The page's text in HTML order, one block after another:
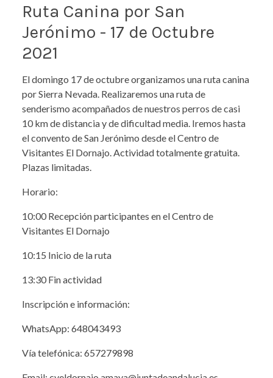
Ruta Canina por San
Jerónimo - 17 de Octubre
2021
El domingo 17 de octubre organizamos una ruta canina
por Sierra Nevada. Realizaremos una ruta de
senderismo acompañados de nuestros perros de casi
10 km de distancia y de dificultad media. Iremos hasta
el convento de San Jerónimo desde el Centro de
Visitantes El Dornajo. Actividad totalmente gratuita.
Plazas limitadas.
Horario:
10:00 Recepción participantes en el Centro de
Visitantes El Dornajo
10:15 Inicio de la ruta
13:30 Fin actividad
Inscripción e información:
WhatsApp: 648043493
Vía telefónica: 657279898